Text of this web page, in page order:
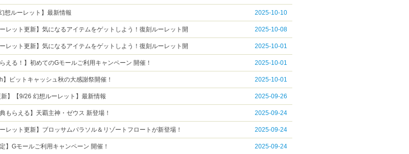
想ルーレット】最新情報 2025-10-10
ーレット更新】気になるアイテムをゲットしよう！復刻ルーレット開 2025-10-08
ーレット更新】気になるアイテムをゲットしよう！復刻ルーレット開 2025-10-01
らえる！】初めてのGモールご利用キャンペーン 開催！ 2025-10-01
】ビットキャッシュ秋の大感謝祭開催！ 2025-10-01
新】【9/26 幻想ルーレット】最新情報 2025-09-26
典もらえる】天覇主神・ゼウス 新登場！ 2025-09-24
ーレット更新】ブロッサムパラソル＆リゾートフロートが新登場！ 2025-09-24
定】Gモールご利用キャンペーン 開催！ 2025-09-24